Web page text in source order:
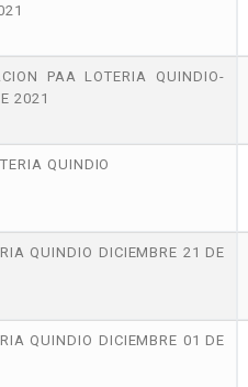
PAA LOTERIA QUINDIO-
2021
QUINDIO
QUINDIO DICIEMBRE 21 DE
QUINDIO DICIEMBRE 01 DE